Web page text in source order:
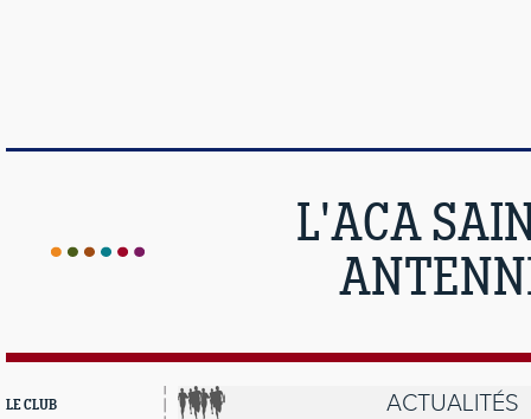
L'ACA
LE CLUB ACTUALITÉS